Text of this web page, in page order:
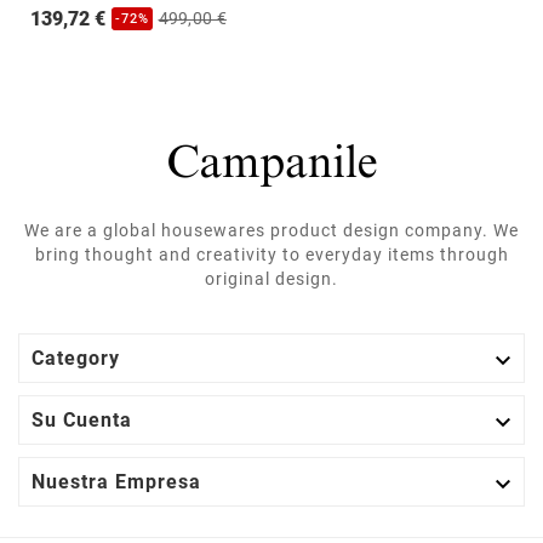
139,72 € -72% 499,00 €
We are a global housewares product design company. We
bring thought and creativity to everyday items through
original design.
Category 
Su Cuenta 
Nuestra Empresa 